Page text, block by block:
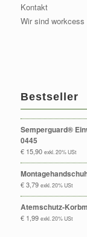
Kontakt
Wir sind workcess
Bestseller
Semperguard®
0445
€15,90 exkl. 20% USt
€3,79 exkl. 20% USt
Atemschutz-
€1,99 exkl. 20% USt